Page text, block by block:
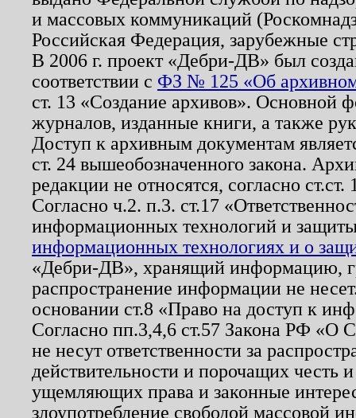
и массовых коммуникаций
Российская Федерация, зарубежные
В 2006 г. проект «Дебри-ДВ» был
соответствии с ФЗ № 125 «Об
ст. 13 «Создание архивов». Основной
журналов, изданные книги, а также
Доступ к архивным документам
ст. 24 вышеобозначенного закона.
редакции не относятся, согласно
Согласно ч.2. п.3. ст.17
информационных технологий и
информационных технологиях и о
«Дебри-ДВ», хранящий информацию,
распространение информации не
основании ст.8 «Право на доступ к
Согласно пп.3,4,6 ст.57 Закона РФ «О
не несут ответственности за
действительности и порочащих честь
ущемляющих права и законные
злоупотребление свободой массовой